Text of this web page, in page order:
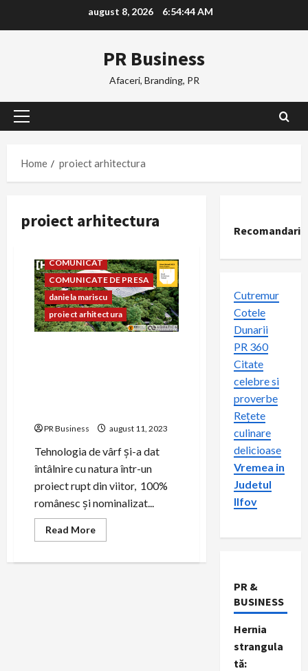
august 8, 2026 6:54:45 AM
PR Business
Afaceri, Branding, PR
Primary
Home
proiect arhitectura
proiect arhitectura
AFACERI
ARHITECTURA
COMUNICAT
COMUNICATE DE PRESA
daniela mariscu
proiect arhitectura
PR Business august 11, 2023
Tehnologia de vârf și-a dat
întâlnire cu natura într-un
proiect rupt din viitor, 100%
românesc și nominalizat...
Read MoreRead
more
Gardens
Recomandari
Cutremur
Cotele
Dunarii
PR 360
Citate
celebre si
proverbe
Rețete
culinare
delicioase
Vremea in
Judetul
Ilfov
PR &
BUSINESS
Hernia
strangula
tă: